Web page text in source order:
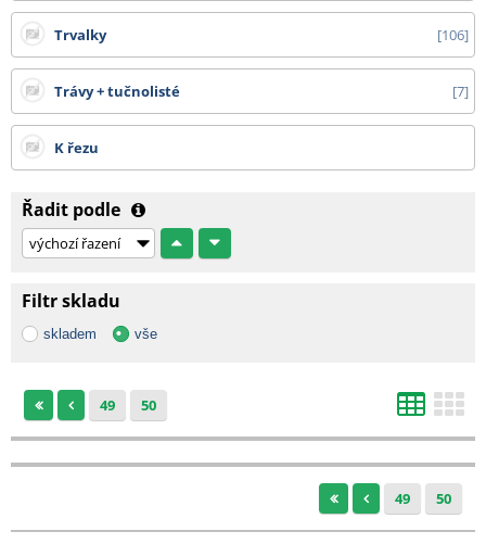
Trvalky 106
Trávy + tučnolisté 7
K řezu
Řadit podle
Filtr skladu
skladem vše
49 50
49 50